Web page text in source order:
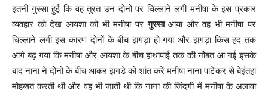
इतनी गुस्सा हुई कि वह तुरंत उन दोनों पर चिल्लाने लगी मनीषा के इस प्रकार
व्यवहार को देख आयशा को भी मनीषा परगुस्साआया और वह भी मनीषा पर
चिल्लाने लगी इस कारण दोनों के बीच झगड़ा हो गया और झगड़ा किस हद तक
आगे बढ़ गया कि मनीषा और आयशा के बीच हाथापाई तक की नौबत आ गई इसके
बाद नाना ने दोनों के बीच आकर झगड़े को शांत करें मनीषा नाना पाटेकर से बेइंतहा
मोहब्बत करती थी और वह भी जाती थी कि नाना की जिंदगी में मनीषा के अलावा